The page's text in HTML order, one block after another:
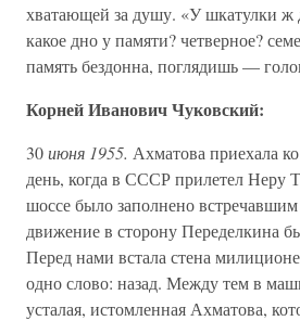
хватающей за душу. «У шкатулки
какое дно у памяти? четверное?
память бездонна, поглядишь —
Корней Иванович Чуковский:
30июня 1955. Ахматова приехала
день, когда в СССР прилетел Неру
шоссе было заполнено
движение в сторону Переделкина
Перед нами встала стена
одно слово: назад. Между тем в
усталая, истомленная Ахматова,